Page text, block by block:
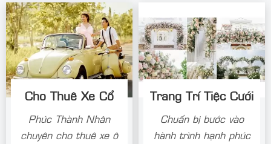
Cho Thuê Xe Cổ
Phúc Thành Nhân
chuyên cho thuê xe ô
Trang Trí Tiệc Cưới
Chuẩn bị bước vào
hành trình hạnh phúc